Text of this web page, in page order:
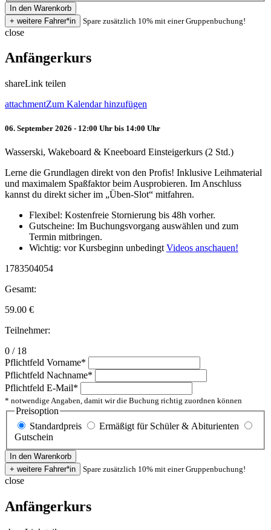
Spare zusätzlich 10% mit einer Gruppenbuchung!
close
Anfängerkurs
shareLink teilen
attachmentZum Kalendar hinzufügen
06. September 2026 - 12:00 Uhr bis 14:00 Uhr
Wasserski, Wakeboard & Kneeboard Einsteigerkurs (2 Std.)
Lerne die Grundlagen direkt von den Profis! Inklusive Leihmaterial
und maximalem Spaßfaktor beim Ausprobieren. Im Anschluss
kannst du direkt sicher im „Üben-Slot“ mitfahren.
Flexibel: Kostenfreie Stornierung bis 48h vorher.
Gutscheine: Im Buchungsvorgang auswählen und zum
Termin mitbringen.
Wichtig: vor Kursbeginn unbedingt Videos anschauen!
1783504054
Gesamt:
59.00 €
Teilnehmer:
0 / 18
Pflichtfeld Vorname*
Pflichtfeld Nachname*
Pflichtfeld E-Mail*
* notwendige Angaben, damit wir die Buchung richtig zuordnen können
Preisoption
Standardpreis
Ermäßigt für Schüler & Abiturienten
Gutschein
Spare zusätzlich 10% mit einer Gruppenbuchung!
close
Anfängerkurs